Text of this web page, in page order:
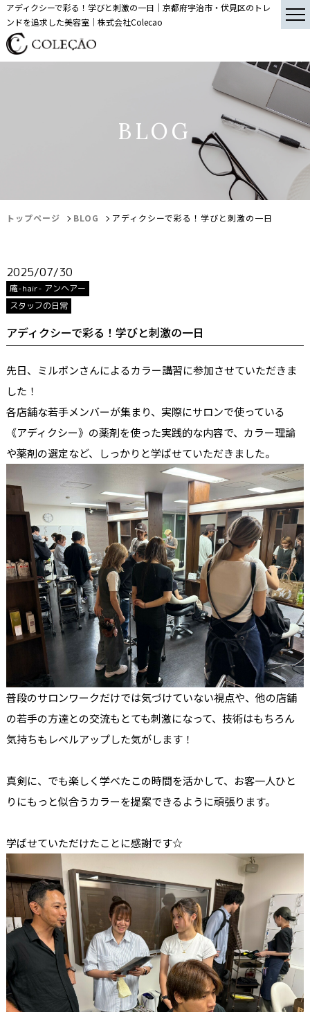
アディクシーで彩る！学びと刺激の一日｜京都府宇治市・伏見区のトレ
ンドを追求した美容室｜株式会社Colecao
BLOG
トップページ BLOG アディクシーで彩る！学びと刺激の一日
2025/07/30
庵-hair- アンヘアー
スタッフの日常
アディクシーで彩る！学びと刺激の一日
先日、ミルボンさんによるカラー講習に参加させていただきま
した！
各店舗な若手メンバーが集まり、実際にサロンで使っている
《アディクシー》の薬剤を使った実践的な内容で、カラー理論
や薬剤の選定など、しっかりと学ばせていただきました。
普段のサロンワークだけでは気づけていない視点や、他の店舗
の若手の方達との交流もとても刺激になって、技術はもちろん
気持ちもレベルアップした気がします！
真剣に、でも楽しく学べたこの時間を活かして、お客一人ひと
りにもっと似合うカラーを提案できるように頑張ります。
学ばせていただけたことに感謝です☆